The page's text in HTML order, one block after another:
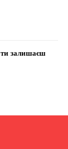
ти залишаєш